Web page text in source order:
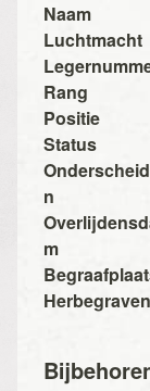
Naam
Luchtmacht
Rang
Positie
Status
n
m
Herbegraven